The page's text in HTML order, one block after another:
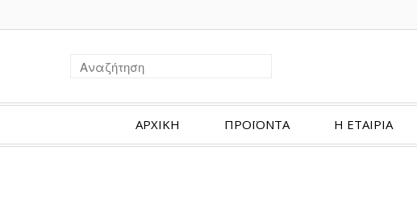
ΑΡΧΙΚΗ ΠΡΟΪΟΝΤΑ Η ΕΤΑΙΡΙΑ